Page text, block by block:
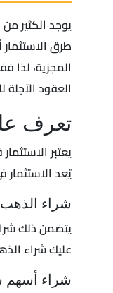
يوجد الكثير
طرق الاستثمار
المجزية،
العقود
تعرف
يعتبر
يُعد الاستثمار
شراء
يتضمن ذلك
عليك شراء
شراء أسهم